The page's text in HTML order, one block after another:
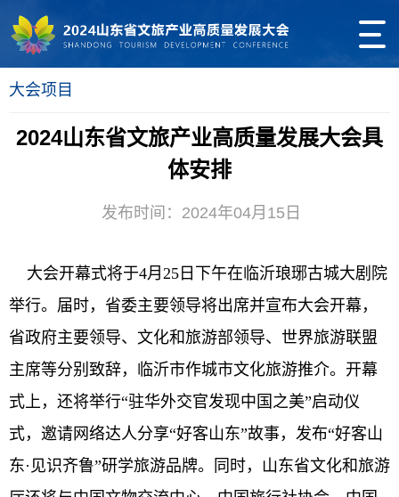
大会项目
2024山东省文旅产业高质量发展大会具
体安排
发布时间：2024年04月15日
大会开幕式将于4月25日下午在临沂琅琊古城大剧院
举行。届时，省委主要领导将出席并宣布大会开幕，
省政府主要领导、文化和旅游部领导、世界旅游联盟
主席等分别致辞，临沂市作城市文化旅游推介。开幕
式上，还将举行“驻华外交官发现中国之美”启动仪
式，邀请网络达人分享“好客山东”故事，发布“好客山
东·见识齐鲁”研学旅游品牌。同时，山东省文化和旅游